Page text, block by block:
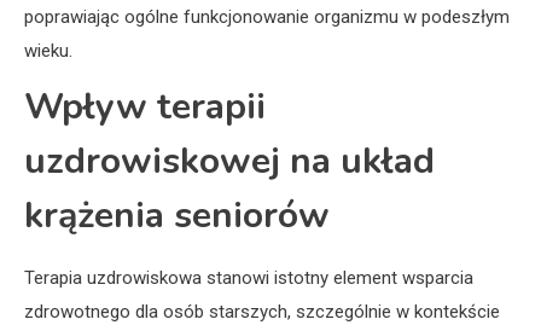
poprawiając ogólne funkcjonowanie organizmu w podeszłym
wieku.
Wpływ terapii
uzdrowiskowej na układ
krążenia seniorów
Terapia uzdrowiskowa stanowi istotny element wsparcia
zdrowotnego dla osób starszych, szczególnie w kontekście